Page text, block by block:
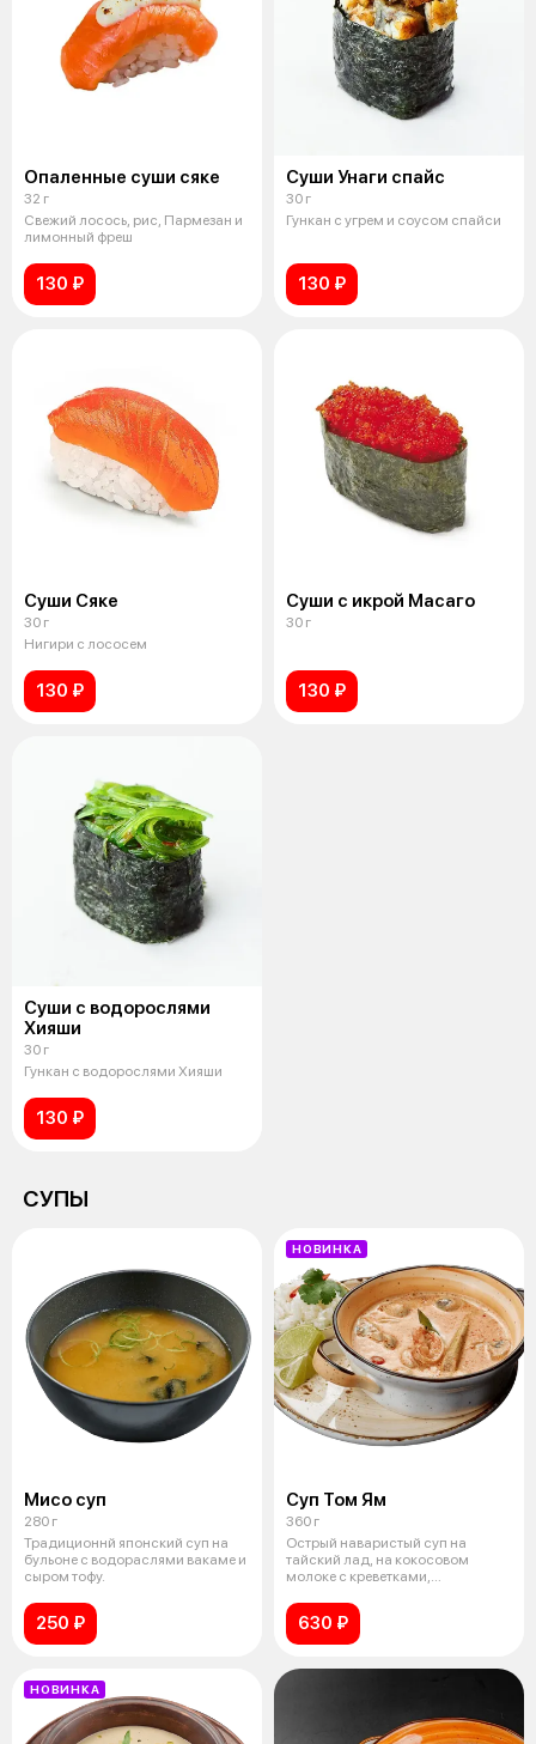
Опаленные суши сяке
32 г
Свежий лосось, рис, Пармезан и
лимонный фреш
130 ₽
Суши Унаги спайс
30 г
Гункан с угрем и соусом спайси
130 ₽
Суши Сяке
30 г
Нигири с лососем
130 ₽
Суши с икрой Масаго
30 г
130 ₽
Суши с водорослями
Хияши
30 г
Гункан с водорослями Хияши
130 ₽
СУПЫ
Мисо суп
280 г
Традиционнй японский суп на
бульоне с водораслями вакаме и
сыром тофу.
250 ₽
НОВИНКА
Суп Том Ям
360 г
Острый наваристый суп на
тайский лад, на кокосовом
молоке с креветками,
630 ₽
НОВИНКА